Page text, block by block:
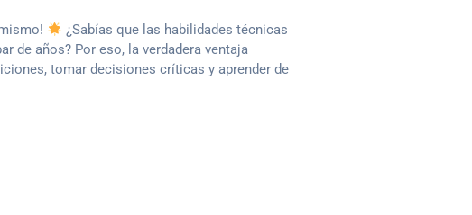
¿Sabías que las habilidades técnicas
de años? Por eso, la verdadera ventaja
tomar decisiones críticas y aprender de